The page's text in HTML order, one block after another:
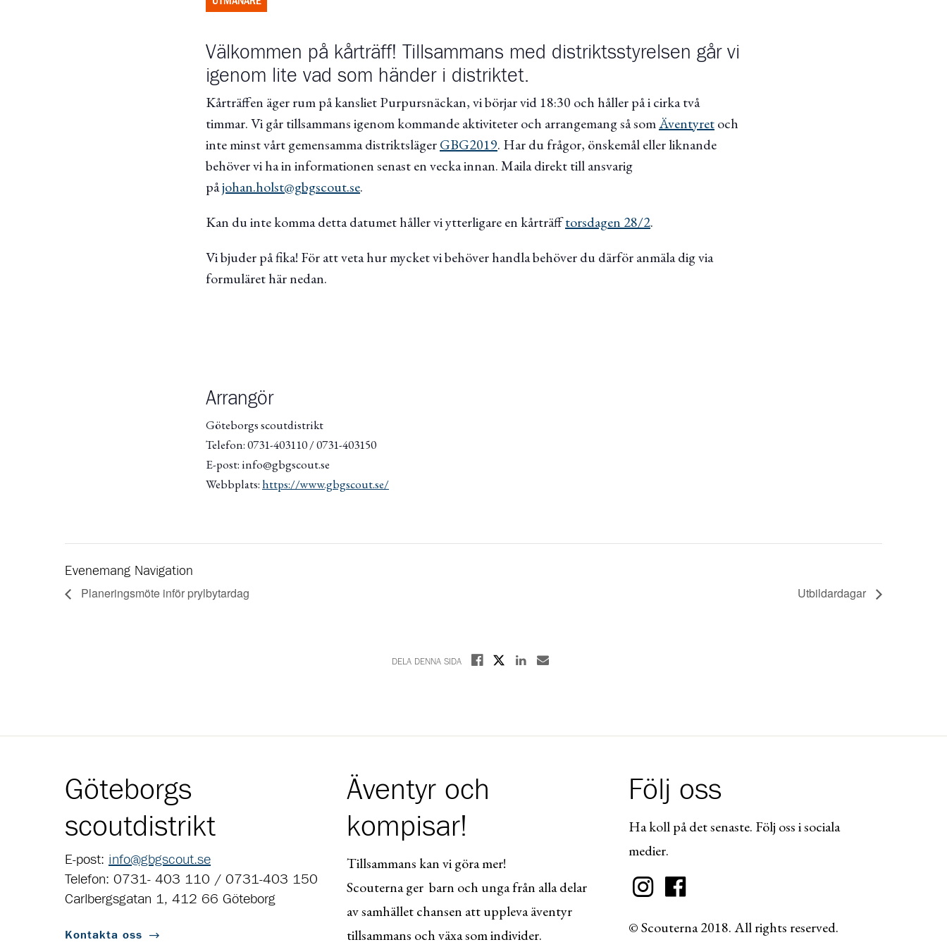
Välkommen på kårträff! Tillsammans med distriktsstyrelsen går vi
igenom lite vad som händer i distriktet.
Kårträffen äger rum på kansliet Purpursnäckan, vi börjar vid 18:30 och håller på i cirka två
timmar. Vi går tillsammans igenom kommande aktiviteter och arrangemang så somÄventyretoch
inte minst vårt gemensamma distriktslägerGBG2019. Har du frågor, önskemål eller liknande
behöver vi ha in informationen senast en vecka innan. Maila direkt till ansvarig
påjohan.holst@gbgscout.se.
Kan du inte komma detta datumet håller vi ytterligare en kårträfftorsdagen 28/2.
Vi bjuder på fika! För att veta hur mycket vi behöver handla behöver du därför anmäla dig via
formuläret här nedan.
Arrangör
Göteborgs scoutdistrikt
Telefon: 0731-403110 / 0731-403150
E-post: info@gbgscout.se
Webbplats:https://www.gbgscout.se/
Evenemang Navigation
Planeringsmöte inför prylbytardag Utbildardagar
DELA DENNA SIDA Dela på Facebook
Dela på XDela på Linkedin
Dela med E-post
Göteborgs
scoutdistrikt
E-post: info@gbgscout.se
Telefon: 0731- 403 110 / 0731-403 150
Carlbergsgatan 1, 412 66 Göteborg
Kontakta oss
Äventyr och
kompisar!
Tillsammans kan vi göra mer!
Scouterna ger barn och unga från alla delar
av samhället chansen att uppleva äventyr
tillsammans och växa som individer.
Följ oss
Ha koll på det senaste. Följ oss i sociala
medier.
© Scouterna 2018. All rights reserved.